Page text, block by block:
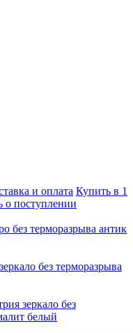
и оплата Купить в 1
о поступлении
без терморазрыва антик
без терморазрыва
зеркало без
белый